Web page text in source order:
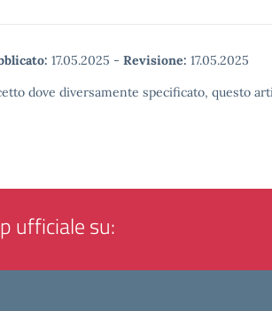
17.05.2025 - Revisione: 17.05.2025
dove diversamente specificato, questo
ufficiale su: